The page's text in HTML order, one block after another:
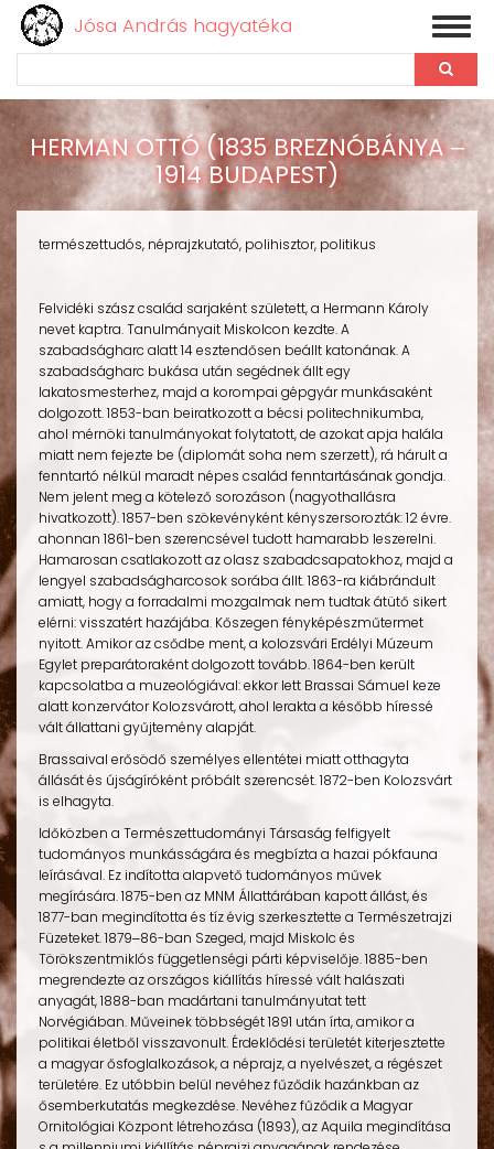
Ugrás
a
tartalomra
Jósa András hagyatéka
HERMAN OTTÓ (1835 BREZNÓBÁNYA ‒
1914 BUDAPEST)
természettudós, néprajzkutató, polihisztor, politikus
Felvidéki szász család sarjaként született, a Hermann Károly
nevet kaptra. Tanulmányait Miskolcon kezdte. A
szabadságharc alatt 14 esztendősen beállt katonának. A
szabadságharc bukása után segédnek állt egy
lakatosmesterhez, majd a korompai gépgyár munkásaként
dolgozott. 1853-ban beiratkozott a bécsi politechnikumba,
ahol mérnöki tanulmányokat folytatott, de azokat apja halála
miatt nem fejezte be (diplomát soha nem szerzett), rá hárult a
fenntartó nélkül maradt népes család fenntartásának gondja.
Nem jelent meg a kötelező sorozáson (nagyothallásra
hivatkozott). 1857-ben szökevényként kényszersorozták: 12 évre.
ahonnan 1861-ben szerencsével tudott hamarabb leszerelni.
Hamarosan csatlakozott az olasz szabadcsapatokhoz, majd a
lengyel szabadságharcosok sorába állt. 1863-ra kiábrándult
amiatt, hogy a forradalmi mozgalmak nem tudtak átütő sikert
elérni: visszatért hazájába. Kőszegen fényképészműtermet
nyitott. Amikor az csődbe ment, a kolozsvári Erdélyi Múzeum
Egylet preparátoraként dolgozott tovább. 1864-ben került
kapcsolatba a muzeológiával: ekkor lett Brassai Sámuel keze
alatt konzervátor Kolozsvárott, ahol lerakta a később híressé
vált állattani gyűjtemény alapját.
Brassaival erősödő személyes ellentétei miatt otthagyta
állását és újságíróként próbált szerencsét. 1872-ben Kolozsvárt
is elhagyta.
Időközben a Természettudományi Társaság felfigyelt
tudományos munkásságára és megbízta a hazai pókfauna
leírásával. Ez indította alapvető tudományos művek
megírására. 1875-ben az MNM Állattárában kapott állást, és
1877-ban megindította és tíz évig szerkesztette a Természetrajzi
Füzeteket. 1879‒86-ban Szeged, majd Miskolc és
Törökszentmiklós függetlenségi párti képviselője. 1885-ben
megrendezte az országos kiállítás híressé vált halászati
anyagát, 1888-ban madártani tanulmányutat tett
Norvégiában. Műveinek többségét 1891 után írta, amikor a
politikai életből visszavonult. Érdeklődési területét kiterjesztette
a magyar ősfoglalkozások, a néprajz, a nyelvészet, a régészet
területére. Ez utóbbin belül nevéhez fűződik hazánkban az
ősemberkutatás megkezdése. Nevéhez fűződik a Magyar
Ornitológiai Központ létrehozása (1893), az Aquila megindítása